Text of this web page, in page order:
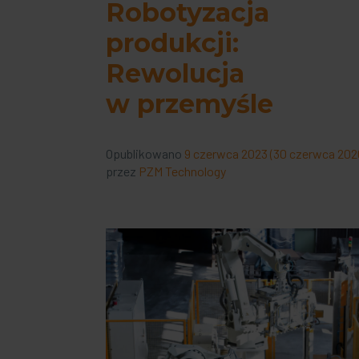
Robotyzacja
produkcji:
Rewolucja
w przemyśle
Opublikowano 9 czerwca 2023 (30 czerwca
przez PZM Technology